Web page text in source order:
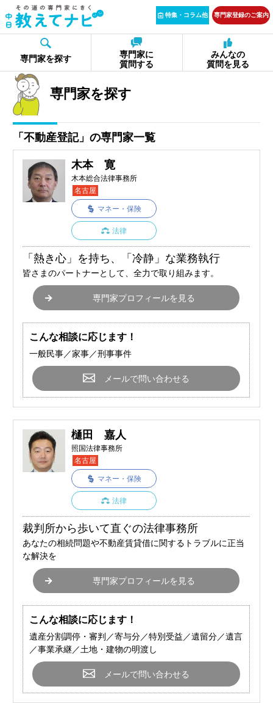
特集・コラム他 専門家登録のご案内
専門家を探す
専門家に
質問する
みんなの
質問を見る
専門家を探す
「不動産登記」の専門家一覧
木本 寛
木本総合法律事務所
名古屋
マネー・保険
法律
「熱き心」を持ち、「冷静」な業務執行
皆さまのパートナーとして、全力で取り組みます。
専門家プロフィールを見る
こんな相談に応じます！
一般民事／家事／刑事事件
メールで問い合わせる
樋田 嘉人
照国法律事務所
名古屋
マネー・保険
法律
裁判所から歩いて直ぐの法律事務所
あなたの相続問題や不動産賃貸借に関するトラブルに正当
な解決を
専門家プロフィールを見る
こんな相談に応じます！
遺産分割調停・審判／寄与分／特別受益／遺留分／遺言
／事業承継／土地・建物の明渡し
メールで問い合わせる